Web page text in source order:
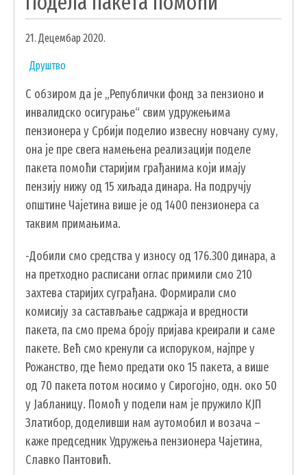
УДРУЖЕЊА И НВО
ЛОКАЛНА САМОУПРАВА
ПРЕДСЕДНИК
ОПШТИНСКО ВЕЋЕ
ОПШТИНСКА УПРАВА
ОПШТИНСКО ПРАВОБРАНИЛАШТВО
МЕСНЕ ЗАЈЕДНИЦЕ
ЈАВНА ПРЕДУЗЕЋА
КОМУНАЛНА МИЛИЦИЈА ОПШТИНЕ
ИНТЕРНА РЕВИЗИЈА
УСЛУГЕ
21. Децембар 2020.
Друштво
С обзиром да је „Републички фонд за пензионо и
инвалидско осигурање“ свим удружењима
пензионера у Србији поделио извесну новчану суму,
она је пре свега намењена реализацији поделе
пакета помоћи старијим грађанима који имају
пензију нижу од 15 хиљада динара. На подручју
општине Чајетина више je од 1400 пензионера са
таквим примањима.
-Добили смо средства у износу од 176.300 динара, а
на претходно расписани оглас примили смо 210
захтева старијих суграђана. Формирали смо
комисију за састављање садржаја и вредности
пакета, па смо према броју пријава креирали и саме
пакете. Већ смо кренули са испоруком, најпре у
Рожанство, где ћемо предати око 15 пакета, а више
од 70 пакета потом носимо у Сирогојно, одн. око 50
у Јабланицу. Помоћ у подели нам је пружило КЈП
Златибор, доделивши нам аутомобил и возача –
каже председник Удружења пензионера Чајетина,
Славко Пантовић.